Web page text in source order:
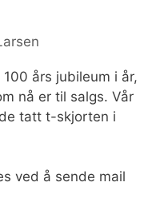
års jubileum i år,
nå er til salgs. Vår
tatt t-skjorten i
ved å sende mail